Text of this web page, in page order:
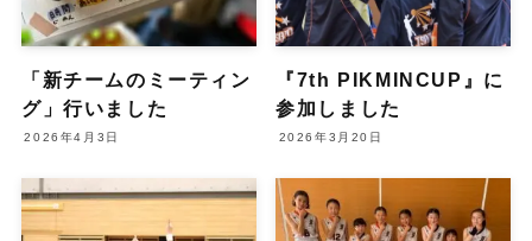
「新チームのミーティン
グ」行いました
2026年4月3日
『7th PIKMINCUP』に
参加しました
2026年3月20日